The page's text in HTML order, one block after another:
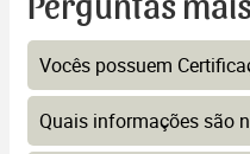
Perguntas
Vocês possuem
Quais informações são